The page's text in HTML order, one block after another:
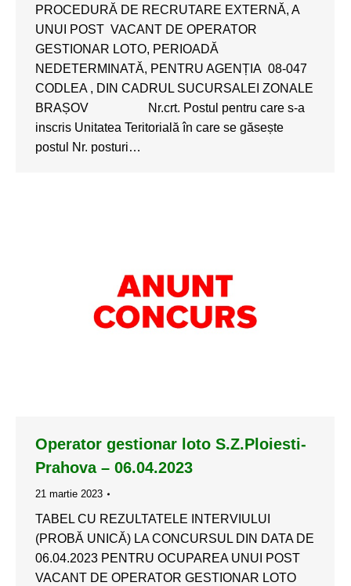
PROCEDURĂ DE RECRUTARE EXTERNĂ, A
UNUI POST VACANT DE OPERATOR
GESTIONAR LOTO, PERIOADĂ
NEDETERMINATĂ, PENTRU AGENȚIA 08-047
CODLEA , DIN CADRUL SUCURSALEI ZONALE
BRAȘOV Nr.crt. Postul pentru care s-a
inscris Unitatea Teritorială în care se găsește
postul Nr. posturi…
Operator gestionar loto S.Z.Ploiesti-
Prahova – 06.04.2023
21 martie 2023
TABEL CU REZULTATELE INTERVIULUI
(PROBĂ UNICĂ) LA CONCURSUL DIN DATA DE
06.04.2023 PENTRU OCUPAREA UNUI POST
VACANT DE OPERATOR GESTIONAR LOTO